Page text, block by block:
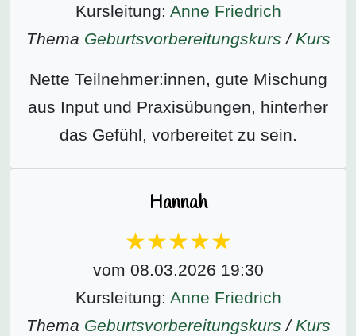
Kursleitung: Anne Friedrich
Thema Geburtsvorbereitungs­kurs / Kurs
Nette Teilnehmer:innen, gute Mischung
aus Input und Praxisübungen, hinterher
das Gefühl, vorbereitet zu sein.
Hannah
vom 08.03.2026 19:30
Kursleitung: Anne Friedrich
Thema Geburtsvorbereitungs­kurs / Kurs